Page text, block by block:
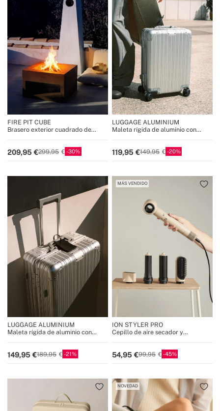
FIRE PIT CUBE
Brasero exterior cuadrado de
209,95 299,95 30
LUGGAGE ALUMINIUM
Maleta rígida de aluminio con
119,95 149,95 20
LUGGAGE ALUMINIUM
Maleta rígida de aluminio con
149,95 189,95 21
MÁS VENDIDO
ION STYLER PRO
Cepillo de aire secador y
54,95 99,95 45
NOVEDAD